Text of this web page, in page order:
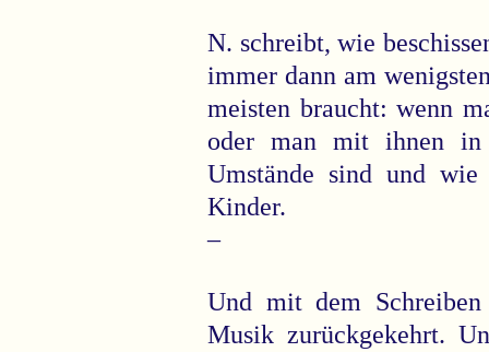
N. schreibt, wie
immer dann am
meisten braucht: wenn
oder man mit ihnen in
Umstände sind und
Kinder.
–
Und mit dem
Musik zurückgekehrt.